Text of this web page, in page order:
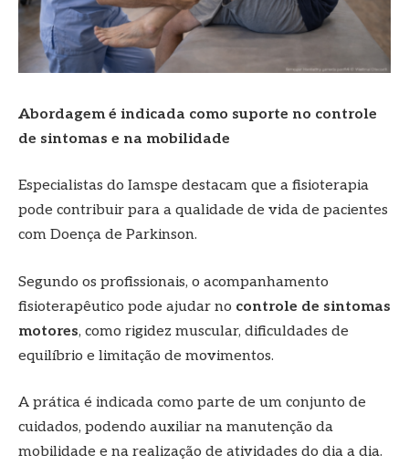
Abordagem é indicada como suporte no controle
de sintomas e na mobilidade
Especialistas do Iamspe destacam que a fisioterapia
pode contribuir para a qualidade de vida de pacientes
com Doença de Parkinson.
Segundo os profissionais, o acompanhamento
fisioterapêutico pode ajudar no controle de sintomas
motores, como rigidez muscular, dificuldades de
equilíbrio e limitação de movimentos.
A prática é indicada como parte de um conjunto de
cuidados, podendo auxiliar na manutenção da
mobilidade e na realização de atividades do dia a dia.